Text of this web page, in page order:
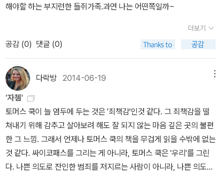
궂은 날씨는 누가 가져올까? 맑은 날씨는 누가 가져올까?유월의 네
밝히는 건 누구 일까? 하늘에 사는 들쥐 네 마리.너희들과 나같은 들
쥐 네 마리. 봄 쥐는 소나기를 몰고 온다네.여름 쥐는 온갖 꽃에 색칠
을 하지.가을 쥐는 열매와 밀을 가져온다네.겨울 쥐는 오들오들 작은
몸을 웅크리지. 계절이 넷이니 얼마나 좋아?넘치지도 모자라지도 않
는 딱 사계절” 레오 리오니 동화책 <프레드릭>은 육체적 포만감이
나 물질적 풍요만으로 채울 수 없는 영혼의 배고픔에 대해 말하고 있
다. 짧고 가벼운 글이지만, 독자들에게 던지는 질문의 무게는 결코 가
볍지 않다. <프레드릭>에서 나오는 들쥐들은 실용성을 중시하는 현
대인들의 모습이 그대로 투영하고 있는 것이다. 그들은 프레드릭의
행동을 이해 못하며 비난 했지만, 프레드릭은 자신과 들쥐들이 걷는
길이 다르다는 것을 보여 주었다. 두 주인공의 공통점은 가치를 추구
해야할 하는 부지런한 들쥐가족.과연 나는 어떤쪽일까~
더보기
공감 (0) 댓글 (0)
다락방 2014-06-19
'자쳄'
토머스 쿡이 늘 염두에 두는 것은 '죄책감'인것 같다. 그 죄책감을 떨
쳐내기 위해 감추고 살아보려 해도 잘 되지 않는 마음 깊은 곳의 불편
한 그 느낌. 그래서 언제나 토머스 쿡의 책을 무겁게 읽을 수밖에 없는
것 같다. 싸이코패스를 그리는 게 아니라, 토머스 쿡은 '우리'를 그린
다. 나쁜 의도로 잔인한 범죄를 저지르는 사람이 아니라, 나쁜 의도가